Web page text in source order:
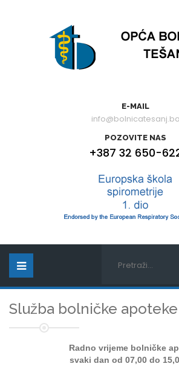
E-MAIL
info@bolnicatesanj.ba
POZOVITE NAS
+387 32 650-
Služba bolničke apoteke
Radno vrijeme bolničke
svaki dan od 07,00 do